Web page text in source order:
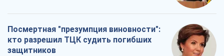
Посмертная "презумпция виновности":
кто разрешил ТЦК судить погибших
защитников